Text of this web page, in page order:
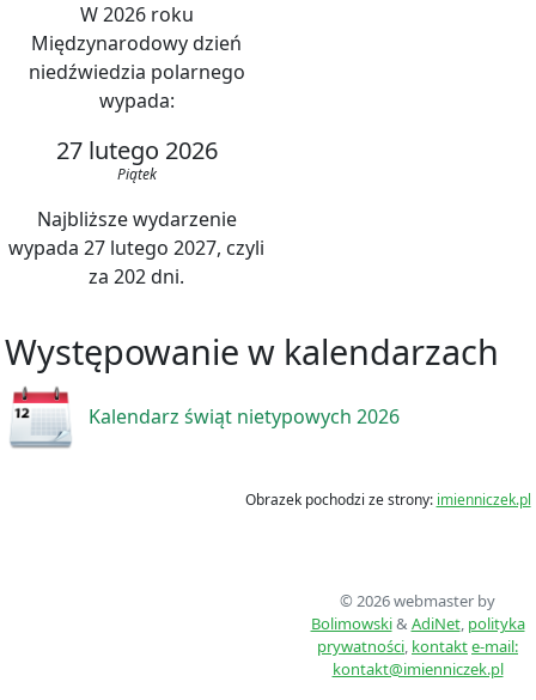
W 2026 roku
Międzynarodowy dzień
niedźwiedzia polarnego
wypada:
27 lutego 2026
Piątek
Najbliższe wydarzenie
wypada 27 lutego 2027, czyli
za 202 dni.
Występowanie w kalendarzach
Kalendarz świąt nietypowych 2026
Obrazek pochodzi ze strony: imienniczek.pl
© 2026 webmaster by
Bolimowski& AdiNet, polityka
prywatności, kontakte-mail:
kontakt@imienniczek.pl